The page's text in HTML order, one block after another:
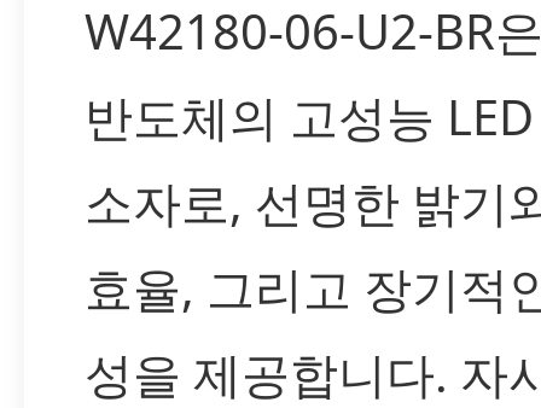
W42180-06-U2-BR
반도체의 고성능
소자로, 선명한 밝기
효율, 그리고 장기적
성을 제공합니다. 자